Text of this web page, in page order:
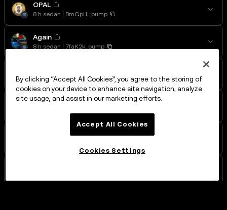
OPAL
8 h sedan BmGpi1...pump
Again
8 h sedan 7faK2k...pump
8 h sedan 6cnjNQ...pump
Bethany
By clicking “Accept All Cookies”, you agree to the storing of
cookies on your device to enhance site navigation, analyze
site usage, and assist in our marketing efforts.
Accept All Cookies
Cookies Settings